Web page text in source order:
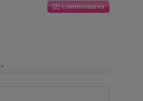
(2) commentaires
»